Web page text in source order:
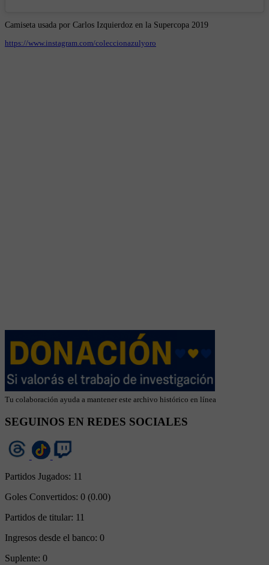
Camiseta usada por Carlos Izquierdoz en la Supercopa 2019
https://www.instagram.com/coleccionazulyoro
Tu colaboración ayuda a mantener este archivo histórico en línea
SEGUINOS EN REDES SOCIALES
Partidos Jugados: 11
Goles Convertidos: 0 (0.00)
Partidos de titular: 11
Ingresos desde el banco: 0
Suplente: 0